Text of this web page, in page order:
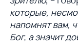
которые,
напомнят вам,
Бог, а значит